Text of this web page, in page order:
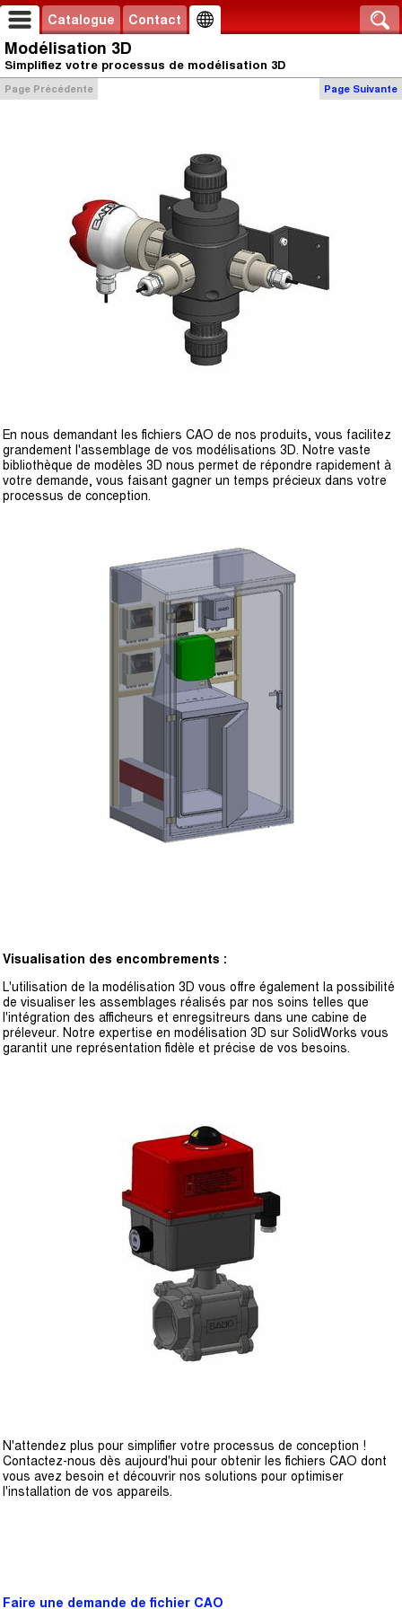
Catalogue Contact
Modélisation 3D
Simplifiez votre processus de modélisation 3D
Page Suivante
Page Précédente
En nous demandant les fichiers CAO de nos produits, vous facilitez
grandement l'assemblage de vos modélisations 3D. Notre vaste
bibliothèque de modèles 3D nous permet de répondre rapidement à
votre demande, vous faisant gagner un temps précieux dans votre
processus de conception.
Visualisation des encombrements :
L'utilisation de la modélisation 3D vous offre également la possibilité
de visualiser les assemblages réalisés par nos soins telles que
l'intégration des afficheurs et enregsitreurs dans une cabine de
préleveur. Notre expertise en modélisation 3D sur SolidWorks vous
garantit une représentation fidèle et précise de vos besoins.
N'attendez plus pour simplifier votre processus de conception !
Contactez-nous dès aujourd'hui pour obtenir les fichiers CAO dont
vous avez besoin et découvrir nos solutions pour optimiser
l'installation de vos appareils.
Faire une demande de fichier CAO